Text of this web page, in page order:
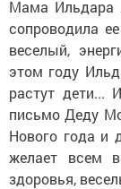
Мама Ильдара
сопроводила
веселый,
этом году
растут дети...
письмо Деду
Нового года и
желает всем
здоровья,